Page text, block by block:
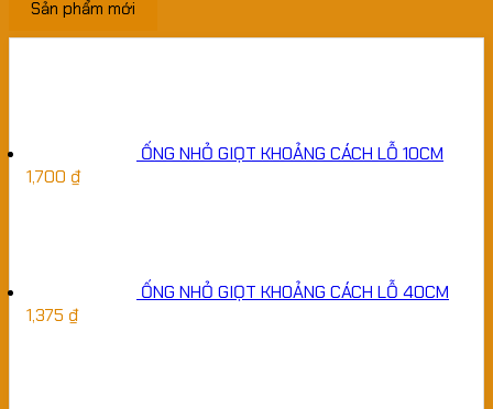
Sản phẩm mới
ỐNG NHỎ GIỌT KHOẢNG CÁCH LỖ 10CM
1,700 ₫
ỐNG NHỎ GIỌT KHOẢNG CÁCH LỖ 40CM
1,375 ₫